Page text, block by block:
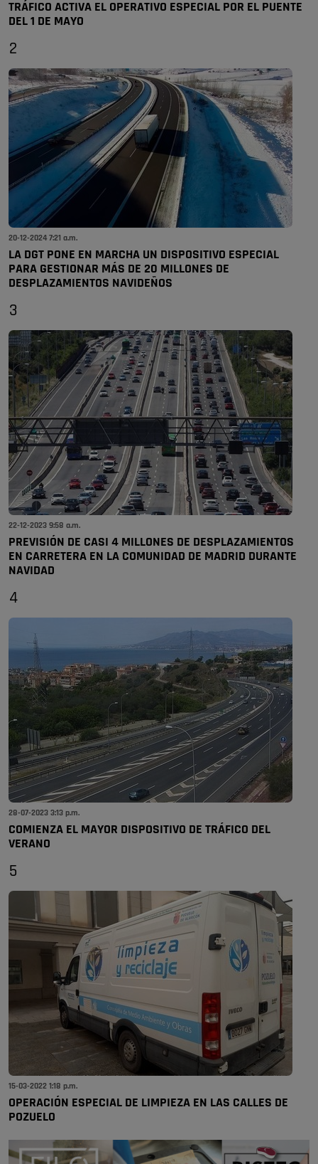
TRÁFICO ACTIVA EL OPERATIVO ESPECIAL POR EL PUENTE
DEL 1 DE MAYO
2
20-12-2024 7:21 a.m.
LA DGT PONE EN MARCHA UN DISPOSITIVO ESPECIAL
PARA GESTIONAR MÁS DE 20 MILLONES DE
DESPLAZAMIENTOS NAVIDEÑOS
3
22-12-2023 9:58 a.m.
PREVISIÓN DE CASI 4 MILLONES DE DESPLAZAMIENTOS
EN CARRETERA EN LA COMUNIDAD DE MADRID DURANTE
NAVIDAD
4
28-07-2023 3:13 p.m.
COMIENZA EL MAYOR DISPOSITIVO DE TRÁFICO DEL
VERANO
5
15-03-2022 1:18 p.m.
OPERACIÓN ESPECIAL DE LIMPIEZA EN LAS CALLES DE
POZUELO